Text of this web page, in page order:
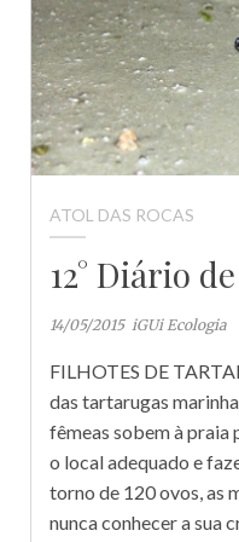
ATOL DAS ROCAS
12° Diário
14/05/2015 iGUi Ecologia
FILHOTES DE
das tartarugas
fêmeas sobem à praia
o local adequado e
torno de 120 ovos, as
nunca conhecer a sua